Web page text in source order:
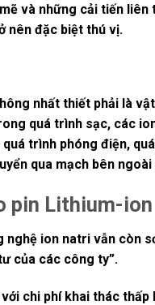
và những cải tiến
nên đặc biệt thú vị.
nhất thiết phải là
quá trình sạc, các
trình phóng điện,
qua mạch bên
pin Lithium-ion
ion natri vẫn còn
của các công ty”.
chi phí khai thác thấp